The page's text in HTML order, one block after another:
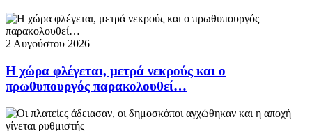
2 Αυγούστου 2026
Η χώρα φλέγεται, μετρά νεκρούς και ο
πρωθυπουργός παρακολουθεί…